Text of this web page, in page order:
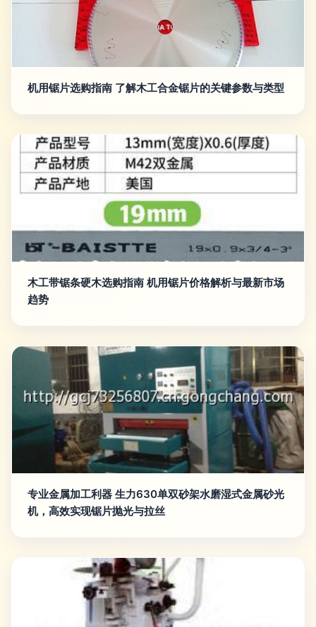
机用锯片选购指南 了解木工合金锯片的关键参数与类型
木工带锯条硬木选购指南 机用锯片价格解析与最新市场
趋势
专业金属加工利器 生力630单双砂架水磨湿式金属砂光
机，高效实现锯片抛光与拉丝